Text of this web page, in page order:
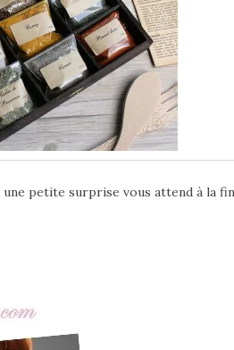
petite surprise vous attend à la